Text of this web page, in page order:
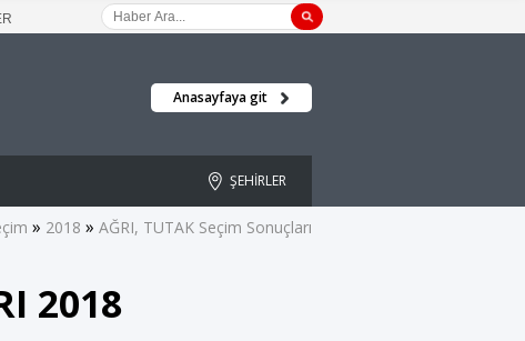
Anasayfaya git
ŞEHİRLER
» 2018 » AĞRI, TUTAK Seçim Sonuçları
2018